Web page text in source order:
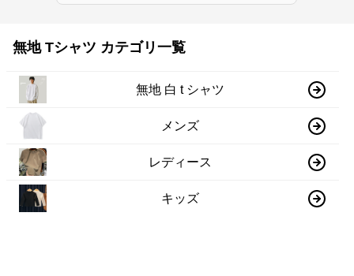
無地 Tシャツ カテゴリ一覧
無地 白 t シャツ
メンズ
レディース
キッズ